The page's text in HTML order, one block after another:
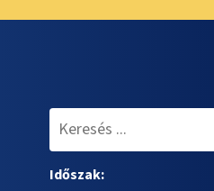
Időszak: